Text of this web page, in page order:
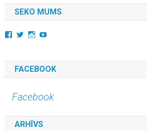
SEKO MUMS
View
Facebook
View
Twitter
View
Instagram
YouTube
FACEBOOK
Facebook
ARHĪVS